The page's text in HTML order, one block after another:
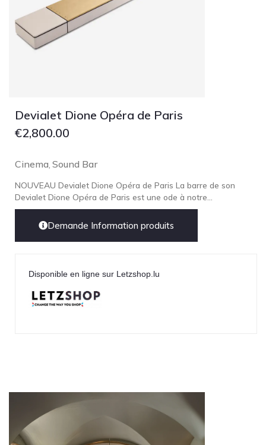
Devialet Dione Opéra de Paris
€2,800.00
Cinema Sound Bar
NOUVEAU Devialet Dione Opéra de Paris La barre de son
Devialet Dione Opéra de Paris est une ode à notre...
Demande Information produits
Disponible en ligne sur Letzshop.lu